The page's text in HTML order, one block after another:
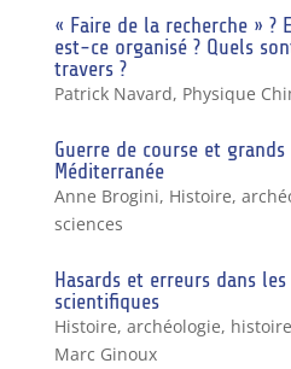
« Faire de la recherche » ?
est-ce organisé ? Quels
travers ?
Patrick Navard, Physique
Guerre de course et grands
Méditerranée
Anne Brogini, Histoire,
sciences
Hasards et erreurs dans
scientifiques
Histoire, archéologie,
Marc Ginoux